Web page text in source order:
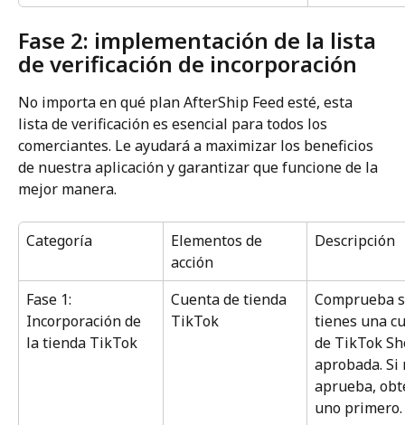
Fase 2: implementación de la lista
de verificación de incorporación
No importa en qué plan AfterShip Feed esté, esta
lista de verificación es esencial para todos los
comerciantes. Le ayudará a maximizar los beneficios
de nuestra aplicación y garantizar que funcione de la
mejor manera.
Categoría
Elementos de
acción
Descripción
Fase 1:
Incorporación de
la tienda TikTok
Cuenta de tienda
TikTok
Comprueba
tienes una
de TikTok
aprobada. Si
aprueba,
uno primero.